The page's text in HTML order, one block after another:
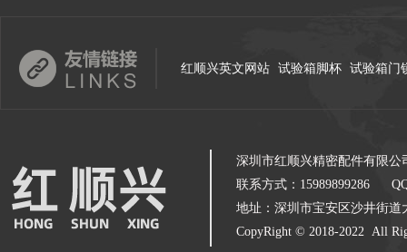
红顺兴英文网站 试验箱脚杯 试验箱门
深圳市红顺兴精密配件有限
联系方式：15989899286
地址：深圳市宝安区沙井街道
CopyRight © 2018-2022 All